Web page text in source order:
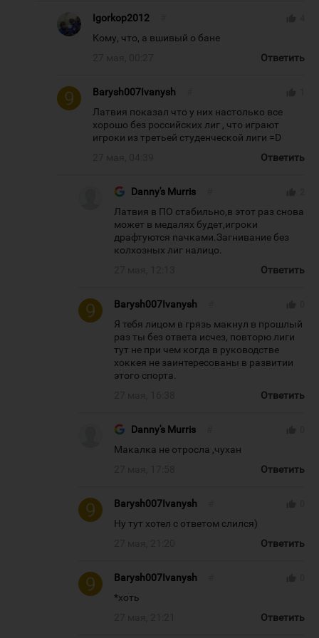
Igorkop2012
Кому, что, а вшивый о бане
Ответить
Barysh007Ivanysh
Латвия показал что у них настолько все
хорошо без российских лиг , что играют
игроки из третьей студенческой лиги =D
Ответить
Danny's Murris
Латвия в ПО стабильно,в этот раз снова
может в медалях будет,игроки
драфтуются пачками.Загнивание без
колхозных лиг налицо.
Ответить
Barysh007Ivanysh
Я тебя лицом в грязь макнул в прошлый
раз ты без ответа исчез, повторю лиги
тут не при чем когда в руководстве
хоккея не заинтересованы в развитии
этого спорта.
Ответить
Danny's Murris
Макалка не отросла ,чухан
Ответить
Barysh007Ivanysh
Ну тут хотел с ответом слился)
Ответить
Barysh007Ivanysh
*хоть
Ответить